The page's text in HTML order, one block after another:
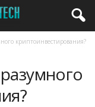
криптоинвестирования?